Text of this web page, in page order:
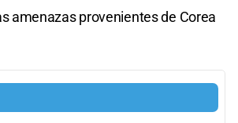
amenazas provenientes de Corea